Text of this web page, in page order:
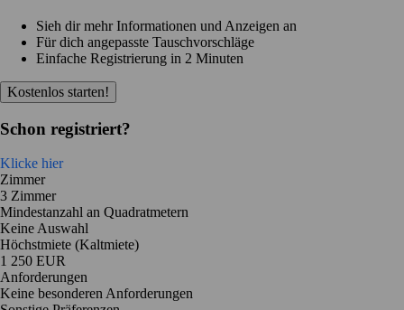
Sieh dir mehr Informationen und Anzeigen an
Für dich angepasste Tauschvorschläge
Einfache Registrierung in 2 Minuten
Kostenlos starten!
Schon registriert?
Klicke hier
Zimmer
3 Zimmer
Mindestanzahl an Quadratmetern
Keine Auswahl
Höchstmiete (Kaltmiete)
1 250 EUR
Anforderungen
Keine besonderen Anforderungen